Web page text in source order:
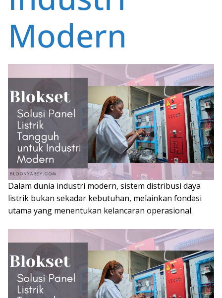
Modern
Dalam dunia industri modern, sistem distribusi daya
listrik bukan sekadar kebutuhan, melainkan fondasi
utama yang menentukan kelancaran operasional.